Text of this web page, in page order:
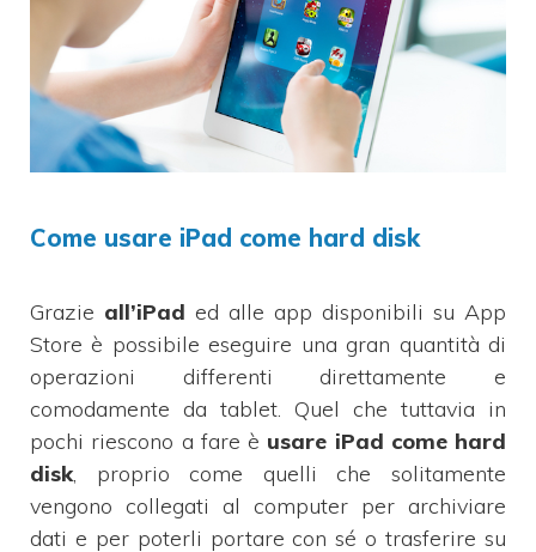
Come usare iPad come hard disk
Grazie all’iPad ed alle app disponibili su App
Store è possibile eseguire una gran quantità di
operazioni differenti direttamente e
comodamente da tablet. Quel che tuttavia in
pochi riescono a fare è usare iPad come hard
disk, proprio come quelli che solitamente
vengono collegati al computer per archiviare
dati e per poterli portare con sé o trasferire su